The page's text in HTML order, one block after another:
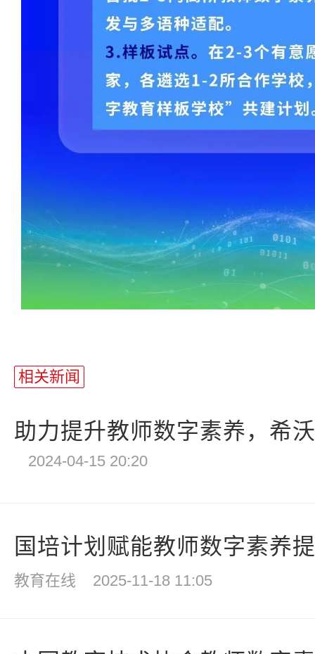
相关新闻
助力提升教师数字素养，希
2024-04-15 20:20
国培计划赋能教师数字素养
教育在线 2025-11-18 11:05